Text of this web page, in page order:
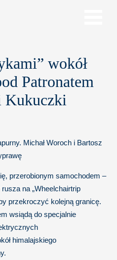
wokół
Patronatem
Kukuczki
Michał Woroch i Bartosz
przerobionym samochodem –
na „Wheelchairtrip
przekroczyć kolejną granicę.
wsiądą do specjalnie
himalajskiego